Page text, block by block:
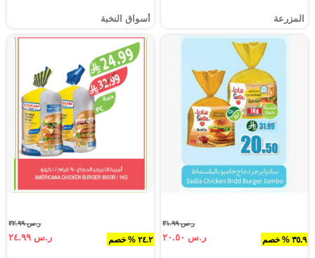
المزرعة أسواق النخبة
٣٥.٩ % خصم
ر.س ٣١.٩٩
ر.س ٢٠.٥٠ ٢٤.٢ % خصم
ر.س ٣٢.٩٩
ر.س ٢٤.٩٩